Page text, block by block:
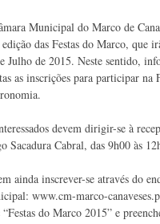
Municipal do Marco de
das Festas do Marco, que
Julho de 2015. Neste sentido,
as inscrições para participar na
devem dirigir-se à
Sacadura Cabral, das 9h00 às
ainda inscrever-se através do
www.cm-marco-
do Marco 2015” e